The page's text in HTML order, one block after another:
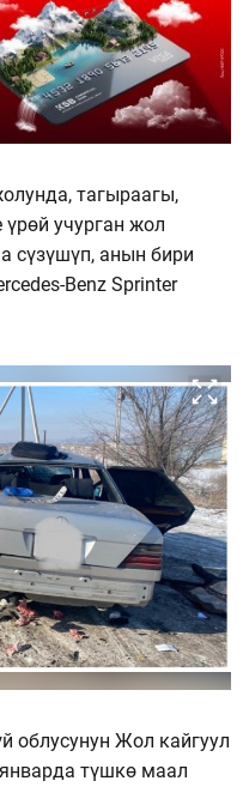
тагыраагы,
учурган жол
сүзүшүп, анын бири
Benz Sprinter
облусунун Жол кайгуул
түшкө маал